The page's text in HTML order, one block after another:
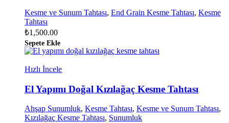
Kesme ve Sunum Tahtası, End Grain Kesme Tahtası, Kesme
Tahtası
₺1,500.00
Sepete Ekle
Hızlı İncele
El Yapımı Doğal Kızılağaç Kesme Tahtası
Ahşap Sunumluk, Kesme Tahtası, Kesme ve Sunum Tahtası,
Kızılağaç Kesme Tahtası, Sunumluk